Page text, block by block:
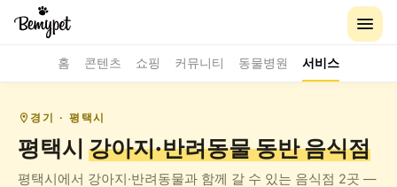
홈 콘텐츠 쇼핑 커뮤니티 동물병원 서비스
경기 · 평택시
평택시 강아지·반려동물 동반음식점
평택시에서 강아지·반려동물과 함께 갈 수 있는 음식점 2곳 —